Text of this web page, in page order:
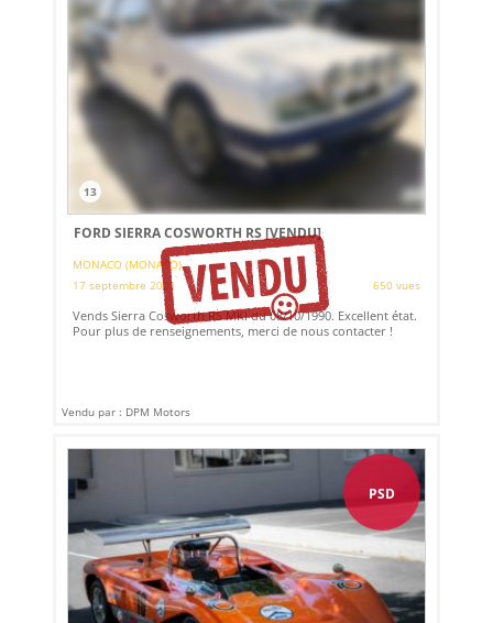
13
FORD SIERRA COSWORTH RS[VENDU]
MONACO (MONACO)
17 septembre 2021
650 vues
Vends Sierra Cosworth RS MKI du 08/10/1990. Excellent état.
Pour plus de renseignements, merci de nous contacter !
Vendu par : DPM Motors
PSD